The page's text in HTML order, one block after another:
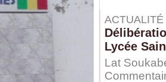
Lycée
Lat